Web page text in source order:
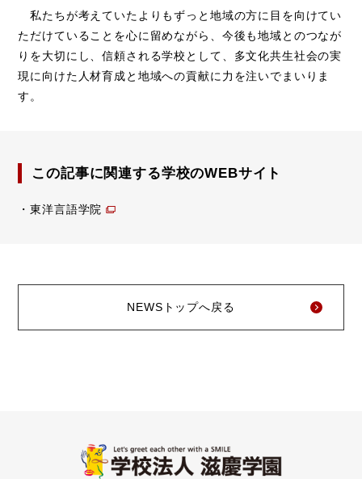
私たちが考えていたよりもずっと地域の方に目を向けてい
ただけていることを心に留めながら、今後も地域とのつなが
りを大切にし、信頼される学校として、多文化共生社会の実
現に向けた人材育成と地域への貢献に力を注いでまいりま
す。
この記事に関連する学校のWEBサイト
東洋言語学院
NEWSトップへ戻る